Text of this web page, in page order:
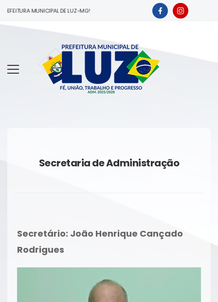
MUNICIPAL DE LUZ-MG!
Secretaria de Administração
Secretário: João Henrique Cançado
Rodrigues